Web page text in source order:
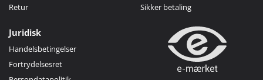
Retur
Sikker betaling
Juridisk
Handelsbetingelser
Fortrydelsesret